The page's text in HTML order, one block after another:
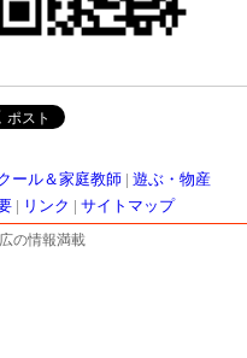
ール＆家庭教師
遊ぶ・物産
| リンク
サイトマップ
の情報満載